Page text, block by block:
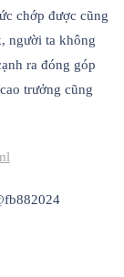
chớp được cũng
người ta không
ra đóng góp
trưởng cũng